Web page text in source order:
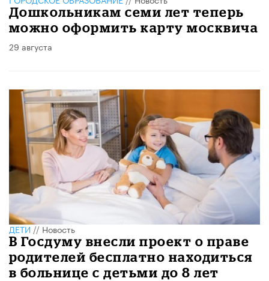
Дошкольникам семи лет теперь
можно оформить карту москвича
29 августа
ДЕТИ//Новость
В Госдуму внесли проект о праве
родителей бесплатно находиться
в больнице с детьми до 8 лет